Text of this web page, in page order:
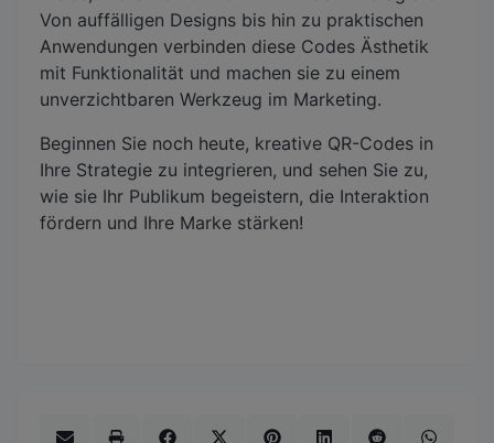
Von auffälligen Designs bis hin zu praktischen
Anwendungen verbinden diese Codes Ästhetik
mit Funktionalität und machen sie zu einem
unverzichtbaren Werkzeug im Marketing.
Beginnen Sie noch heute, kreative QR-Codes in
Ihre Strategie zu integrieren, und sehen Sie zu,
wie sie Ihr Publikum begeistern, die Interaktion
fördern und Ihre Marke stärken!